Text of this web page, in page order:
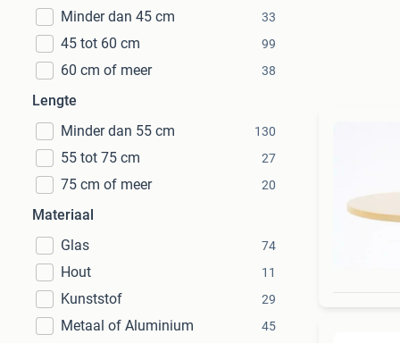
Minder dan 45 cm
33
45 tot 60 cm 99
60 cm of meer 38
Lengte
Minder dan 55 cm
130
55 tot 75 cm 27
75 cm of meer 20
Materiaal
Glas
74
Hout 11
Kunststof 29
Metaal of Aluminium 45